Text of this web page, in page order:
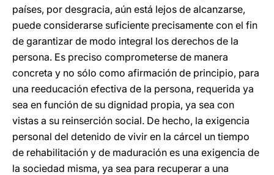
países, por desgracia, aún está lejos de alcanzarse,
puede considerarse suficiente precisamente con el fin
de garantizar de modo integral los derechos de la
persona. Es preciso comprometerse de manera
concreta y no sólo como afirmación de principio, para
una reeducación efectiva de la persona, requerida ya
sea en función de su dignidad propia, ya sea con
vistas a su reinserción social. De hecho, la exigencia
personal del detenido de vivir en la cárcel un tiempo
de rehabilitación y de maduración es una exigencia de
la sociedad misma, ya sea para recuperar a una